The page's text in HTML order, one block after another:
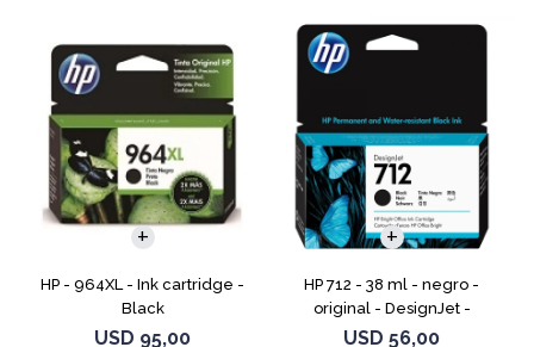
HP - 964XL - Ink cartridge -
Black
USD 95,00
HP 712 - 38 ml - negro -
original - DesignJet -
cartucho de tinta - para
USD 56,00